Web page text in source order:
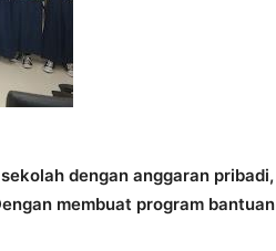
dengan anggaran
membuat program